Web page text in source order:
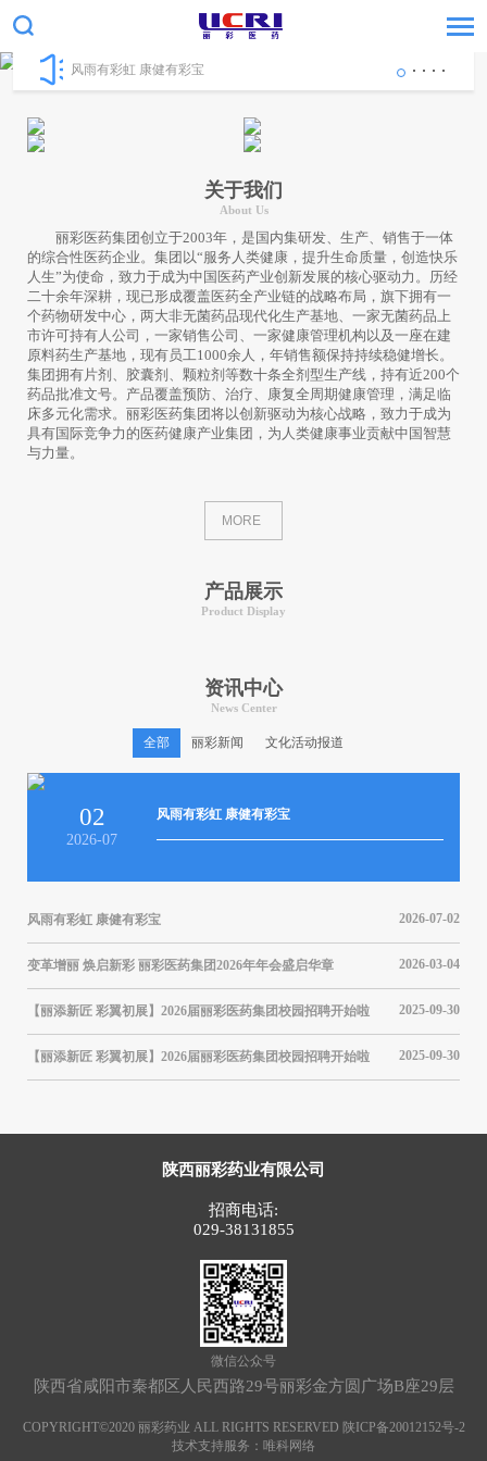
风雨有彩虹 康健有彩宝
关于我们
About Us
丽彩医药集团创立于2003年，是国内集研发、生产、销售于一体
的综合性医药企业。集团以“服务人类健康，提升生命质量，创造快乐
人生”为使命，致力于成为中国医药产业创新发展的核心驱动力。历经
二十余年深耕，现已形成覆盖医药全产业链的战略布局，旗下拥有一
个药物研发中心，两大非无菌药品现代化生产基地、一家无菌药品上
市许可持有人公司，一家销售公司、一家健康管理机构以及一座在建
原料药生产基地，现有员工1000余人，年销售额保持持续稳健增长。
集团拥有片剂、胶囊剂、颗粒剂等数十条全剂型生产线，持有近200个
药品批准文号。产品覆盖预防、治疗、康复全周期健康管理，满足临
床多元化需求。丽彩医药集团将以创新驱动为核心战略，致力于成为
具有国际竞争力的医药健康产业集团，为人类健康事业贡献中国智慧
与力量。
MORE
产品展示
Product Display
资讯中心
News Center
全部 丽彩新闻 文化活动报道
02
2026-07
风雨有彩虹 康健有彩宝
风雨有彩虹 康健有彩宝 2026-07-02
变革增丽 焕启新彩 丽彩医药集团2026年年会盛启华章 2026-03-04
【丽添新匠 彩翼初展】2026届丽彩医药集团校园招聘开始啦 2025-09-30
【丽添新匠 彩翼初展】2026届丽彩医药集团校园招聘开始啦 2025-09-30
陕西丽彩药业有限公司
招商电话:
029-38131855
微信公众号
陕西省咸阳市秦都区人民西路29号丽彩金方圆广场B座29层
COPYRIGHT©2020 丽彩药业 ALL RIGHTS RESERVED 陕ICP备20012152号-2
技术支持服务： 唯科网络